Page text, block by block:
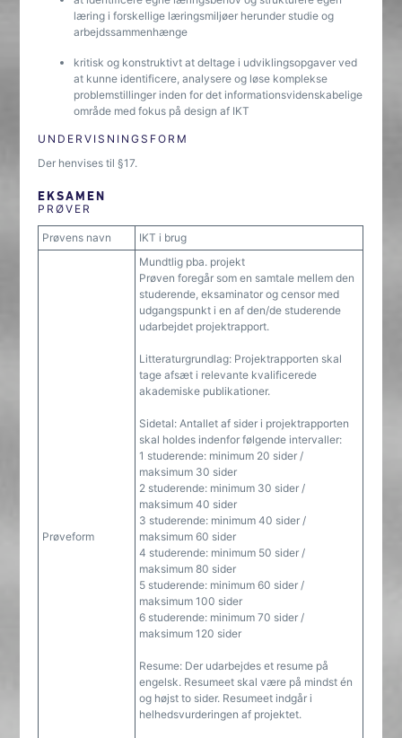
læring i forskellige læringsmiljøer herunder studie og
arbejdssammenhænge
kritisk og konstruktivt at deltage i udviklingsopgaver ved
at kunne identificere, analysere og løse komplekse
problemstillinger inden for det informationsvidenskabelige
område med fokus på design af IKT
UNDERVISNINGSFORM
Der henvises til §17.
EKSAMEN
PRØVER
Prøvens navn IKT i brug
Prøveform
Mundtlig pba. projekt
Prøven foregår som en samtale mellem den
studerende, eksaminator og censor med
udgangspunkt i en af den/de studerende
udarbejdet projektrapport.
Litteraturgrundlag: Projektrapporten skal
tage afsæt i relevante kvalificerede
akademiske publikationer.
Sidetal: Antallet af sider i projektrapporten
skal holdes indenfor følgende intervaller:
1 studerende: minimum 20 sider /
maksimum 30 sider
2 studerende: minimum 30 sider /
maksimum 40 sider
3 studerende: minimum 40 sider /
maksimum 60 sider
4 studerende: minimum 50 sider /
maksimum 80 sider
5 studerende: minimum 60 sider /
maksimum 100 sider
6 studerende: minimum 70 sider /
maksimum 120 sider
Resume: Der udarbejdes et resume på
engelsk. Resumeet skal være på mindst én
og højst to sider. Resumeet indgår i
helhedsvurderingen af projektet.